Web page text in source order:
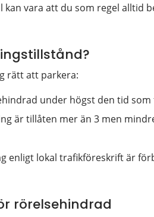
kan vara att du som regel alltid
rätt att parkera:
under högst den tid som
är tillåten mer än 3 men
enligt lokal trafikföreskrift är
rörelsehindrad